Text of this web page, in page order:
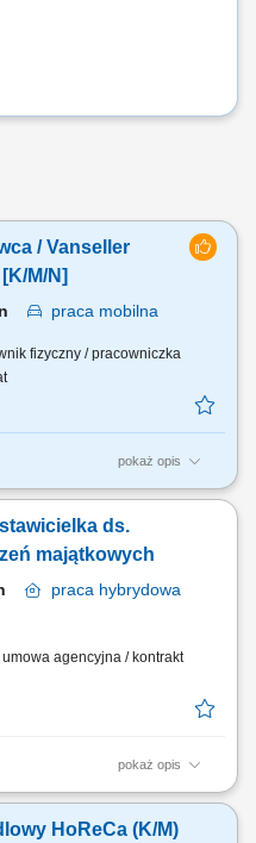
/ Vanseller
M/N]
praca mobilna
fizyczny / pracowniczka
pokaż opis
produktów
z klientem. Efektywne
ds.
majątkowych
praca hybrydowa
umowa agencyjna / kontrakt
pokaż opis
partnerskich relacji z
Przeprowadzanie
HoReCa (K/M)